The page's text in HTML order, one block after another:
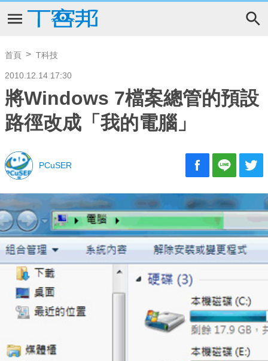
首頁 T科技
2010.12.14 17:30
將Windows 7檔案總管的預設
路徑改成「我的電腦」
PCuSER